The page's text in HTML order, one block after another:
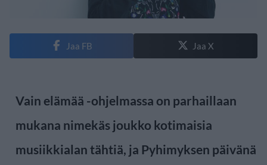
Jaa FB Jaa X
Vain elämää -ohjelmassa on parhaillaan
mukana nimekäs joukko kotimaisia
musiikkialan tähtiä, ja Pyhimyksen päivänä